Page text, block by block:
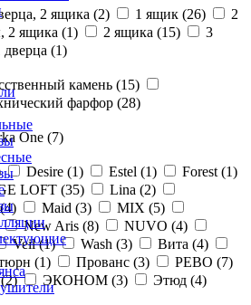
2 ящика (2) 1 ящик (26)
2
2 ящика (1) 2 ящика (15)
3
(1)
камень (15)
фарфор (28)
One (7)
Desire (1) Estel (1) Forest (1)
LOFT (35) Lina (2)
4) Maid (3) MIX (5)
New Aris (8) NUVO (4)
Veil (1) Wash (3) Вита (4)
(1) Прованс (3) РЕВО (7)
2) ЭКОНОМ (3) Этюд (4)